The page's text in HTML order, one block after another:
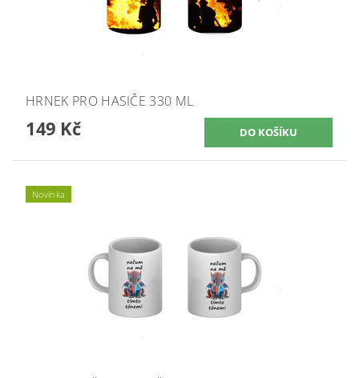
HRNEK PRO HASIČE 330 ML
149 Kč
Novinka